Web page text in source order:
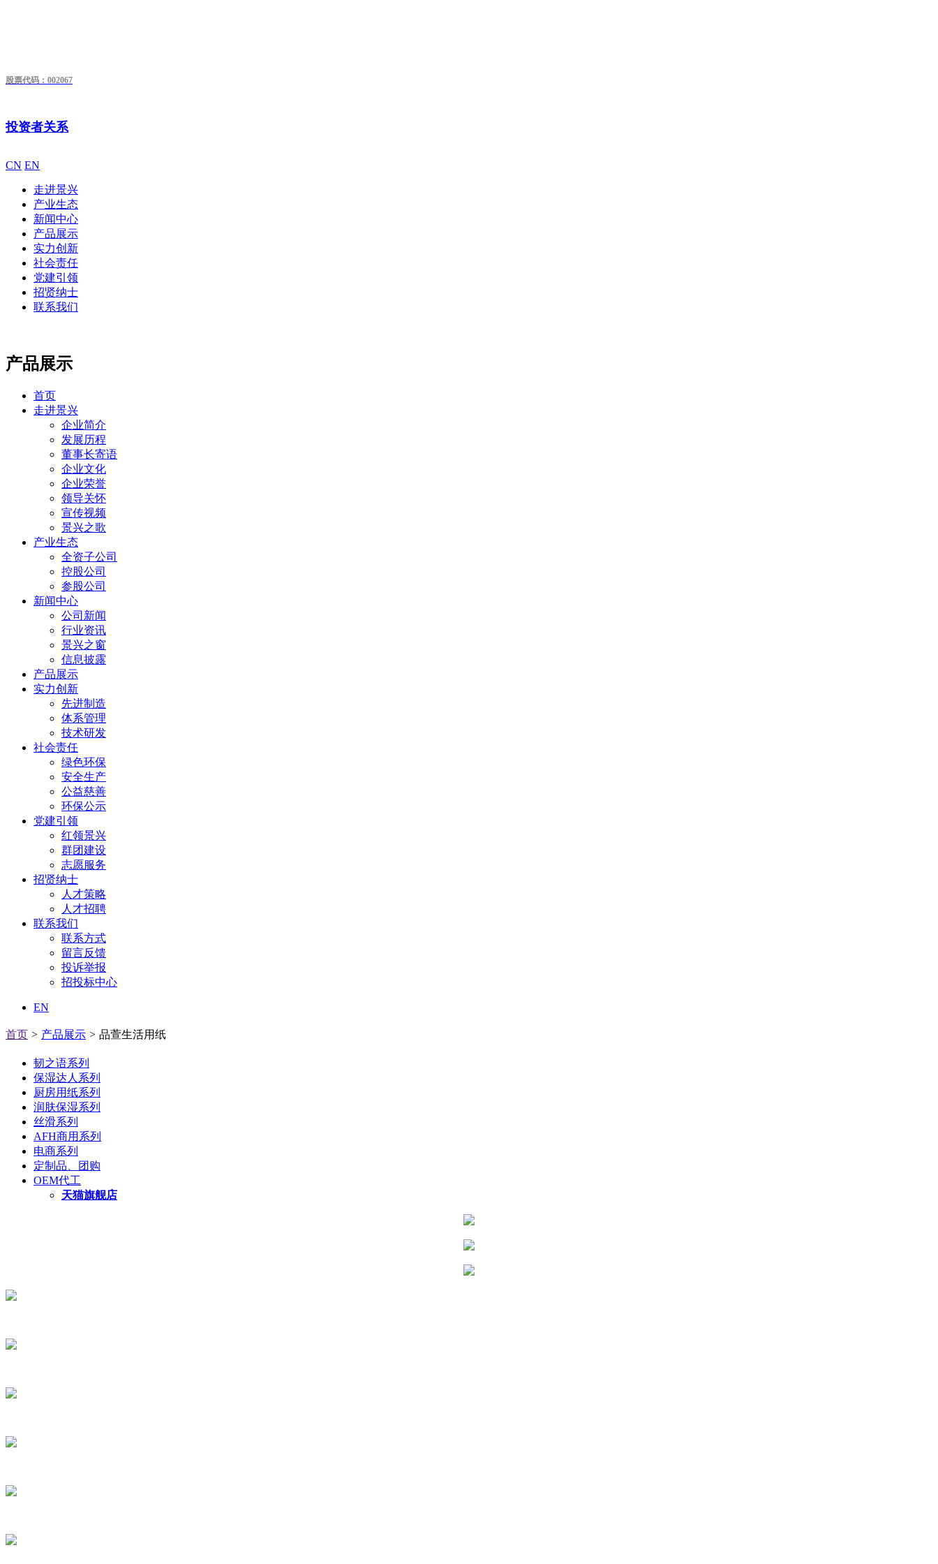
股票代码：002067
投资者关系
CN EN
走进景兴
产业生态
新闻中心
产品展示
实力创新
社会责任
党建引领
招贤纳士
联系我们
产品展示
首页
走进景兴
企业简介
发展历程
董事长寄语
企业文化
企业荣誉
领导关怀
宣传视频
景兴之歌
产业生态
全资子公司
控股公司
参股公司
新闻中心
公司新闻
行业资讯
景兴之窗
信息披露
产品展示
实力创新
先进制造
体系管理
技术研发
社会责任
绿色环保
安全生产
公益慈善
环保公示
党建引领
红领景兴
群团建设
志愿服务
招贤纳士
人才策略
人才招聘
联系我们
联系方式
留言反馈
投诉举报
招投标中心
EN
首页 > 产品展示 > 品萱生活用纸
韧之语系列
保湿达人系列
厨房用纸系列
润肤保湿系列
丝滑系列
AFH商用系列
电商系列
定制品、团购
OEM代工
天猫旗舰店